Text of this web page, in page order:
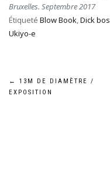
Bruxelles. Septembre 2017
Étiqueté Blow Book,Dick bos
Ukiyo-e
Navigation
←
13M DE DIAMÈTRE /
EXPOSITION